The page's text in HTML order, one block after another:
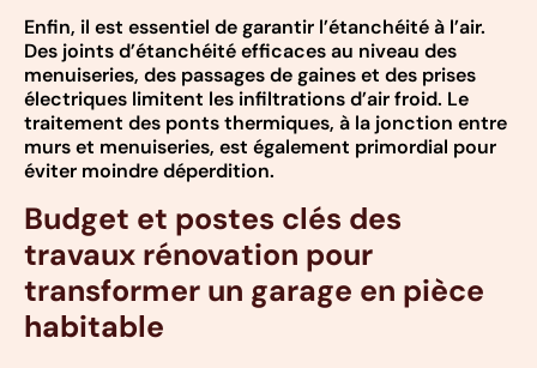
Enfin, il est essentiel de garantir l’étanchéité à l’air.
Des joints d’étanchéité efficaces au niveau des
menuiseries, des passages de gaines et des prises
électriques limitent les infiltrations d’air froid. Le
traitement des ponts thermiques, à la jonction entre
murs et menuiseries, est également primordial pour
éviter moindre déperdition.
Budget et postes clés des
travaux rénovation pour
transformer un garage en pièce
habitable